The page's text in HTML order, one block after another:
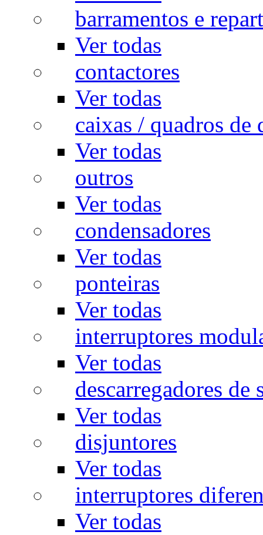
barramentos e
Ver todas
contactores
Ver todas
caixas / quadros de
Ver todas
outros
Ver todas
condensadores
Ver todas
ponteiras
Ver todas
interruptores
Ver todas
descarregadores de
Ver todas
disjuntores
Ver todas
interruptores
Ver todas